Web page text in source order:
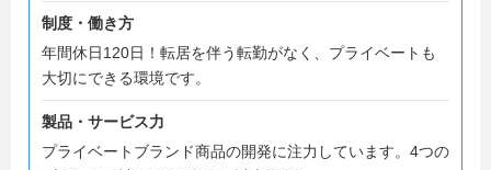
制度・働き方
年間休日120日！転居を伴う転勤がなく、プライベートも
大切にできる環境です。
製品・サービス力
プライベートブランド商品の開発に注力しています。4つの